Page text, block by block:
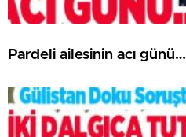
Pardeli ailesinin acı günü…